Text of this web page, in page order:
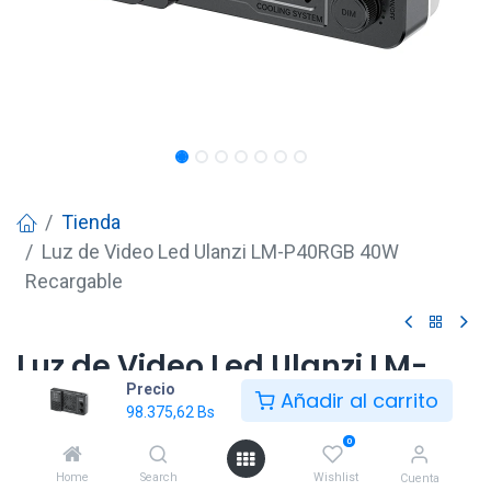
Precio
98.375,62 Bs Añadir al carrito
Home Search
0
Wishlist Cuenta
Tienda
Luz de Video Led Ulanzi LM-P40RGB 40W
Recargable
Luz de Video Led Ulanzi LM-
P40RGB 40W Recargable
98.375,62 Bs